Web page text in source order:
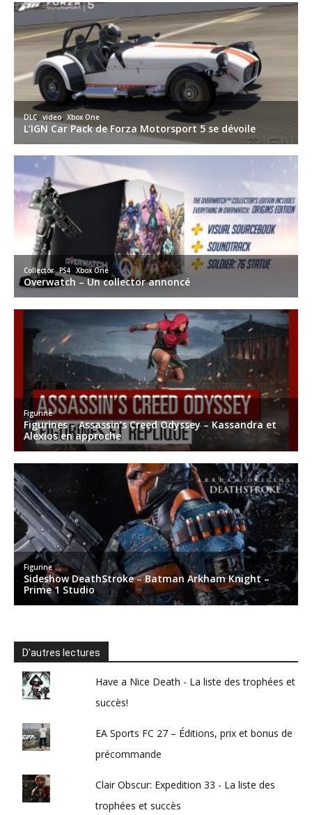
D’autres lectures
Have a Nice Death - La liste des trophées et
succès!
EA Sports FC 27 – Éditions, prix et bonus de
précommande
Clair Obscur: Expedition 33 - La liste des
trophées et succès